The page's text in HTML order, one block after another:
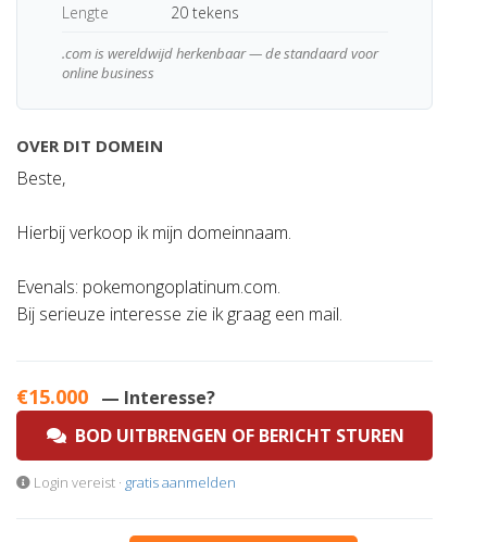
Lengte
20 tekens
.com is wereldwijd herkenbaar — de standaard voor
online business
OVER DIT DOMEIN
Beste,
Hierbij verkoop ik mijn domeinnaam.
Evenals: pokemongoplatinum.com.
Bij serieuze interesse zie ik graag een mail.
€15.000 — Interesse?
BOD UITBRENGEN OF BERICHT STUREN
Login vereist · gratis aanmelden